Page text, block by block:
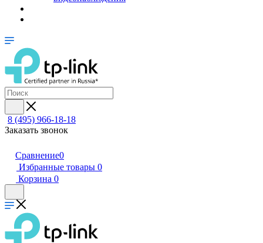
8 (495) 966-18-18
Заказать звонок
Сравнение0
Избранные товары 0
Корзина 0